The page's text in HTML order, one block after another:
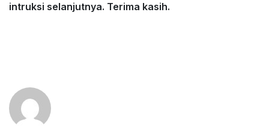
intruksi selanjutnya. Terima kasih.